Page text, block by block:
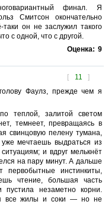
финал. Я
Смитсон окончательно
он не заслужил такого
с одной, что с другой.
Оценка: 9
[ 11 ]
Фаулз, прежде чем я
теплой, залитой светом
темнеет, превращаясь в
свинцовую пелену тумана,
мечтаешь выдраться из
и вдруг мелькнёт
на пару минут. А дальше
инстинкиты,
чтение, большая часть
незаметно корни.
все жилы и соки — но не